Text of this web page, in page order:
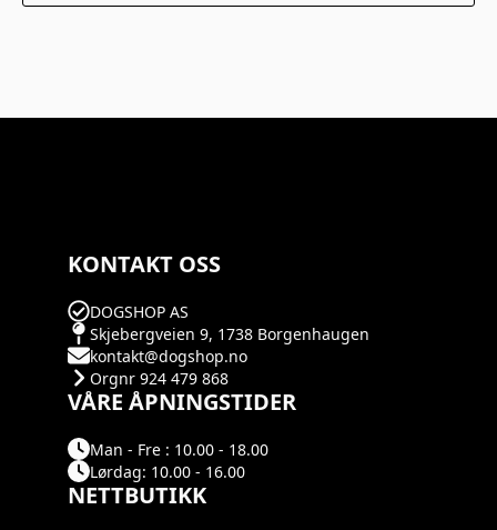
KONTAKT OSS
DOGSHOP AS
Skjebergveien 9, 1738 Borgenhaugen
kontakt@dogshop.no
Orgnr 924 479 868
VÅRE ÅPNINGSTIDER
Man - Fre : 10.00 - 18.00
Lørdag: 10.00 - 16.00
NETTBUTIKK